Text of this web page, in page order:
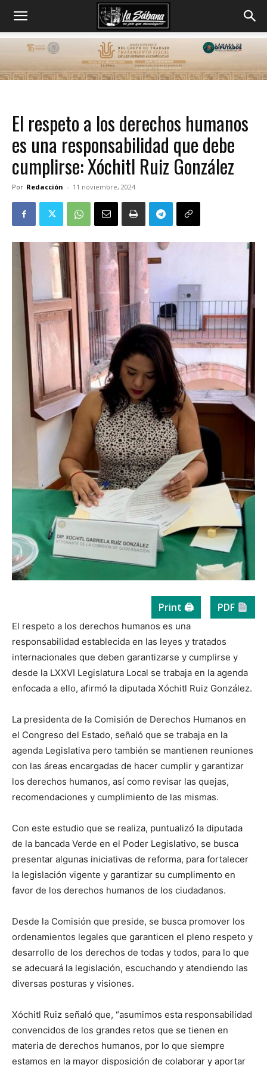
El respeto a los derechos humanos
es una responsabilidad que debe
cumplirse: Xóchitl Ruiz González
Por Redacción - 11 noviembre, 2024
Print 🖨 PDF
El respeto a los derechos humanos es una
responsabilidad establecida en las leyes y tratados
internacionales que deben garantizarse y cumplirse y
desde la LXXVI Legislatura Local se trabaja en la agenda
enfocada a ello, afirmó la diputada Xóchitl Ruiz González.
La presidenta de la Comisión de Derechos Humanos en
el Congreso del Estado, señaló que se trabaja en la
agenda Legislativa pero también se mantienen reuniones
con las áreas encargadas de hacer cumplir y garantizar
los derechos humanos, así como revisar las quejas,
recomendaciones y cumplimiento de las mismas.
Con este estudio que se realiza, puntualizó la diputada
de la bancada Verde en el Poder Legislativo, se busca
presentar algunas iniciativas de reforma, para fortalecer
la legislación vigente y garantizar su cumplimento en
favor de los derechos humanos de los ciudadanos.
Desde la Comisión que preside, se busca promover los
ordenamientos legales que garanticen el pleno respeto y
desarrollo de los derechos de todas y todos, para lo que
se adecuará la legislación, escuchando y atendiendo las
diversas posturas y visiones.
Xóchitl Ruiz señaló que, “asumimos esta responsabilidad
convencidos de los grandes retos que se tienen en
materia de derechos humanos, por lo que siempre
estamos en la mayor disposición de colaborar y aportar